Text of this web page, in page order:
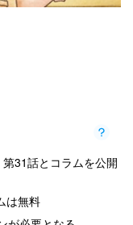
第31話とコラムを公開
は無料